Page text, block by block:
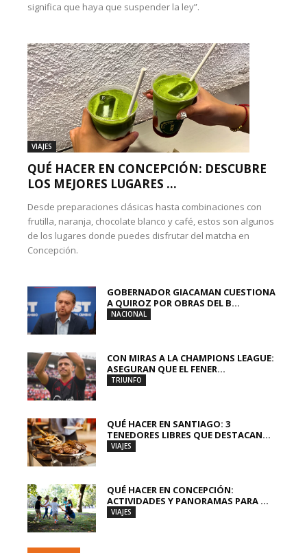
significa que haya que suspender la ley”.
VIAJES
QUÉ HACER EN CONCEPCIÓN: DESCUBRE
LOS MEJORES LUGARES ...
Desde preparaciones clásicas hasta combinaciones con
frutilla, naranja, chocolate blanco y café, estos son algunos
de los lugares donde puedes disfrutar del matcha en
Concepción.
GOBERNADOR GIACAMAN CUESTIONA
A QUIROZ POR OBRAS DEL B...
NACIONAL
CON MIRAS A LA CHAMPIONS LEAGUE:
ASEGURAN QUE EL FENER...
TRIUNFO
QUÉ HACER EN SANTIAGO: 3
TENEDORES LIBRES QUE DESTACAN...
VIAJES
QUÉ HACER EN CONCEPCIÓN:
ACTIVIDADES Y PANORAMAS PARA ...
VIAJES